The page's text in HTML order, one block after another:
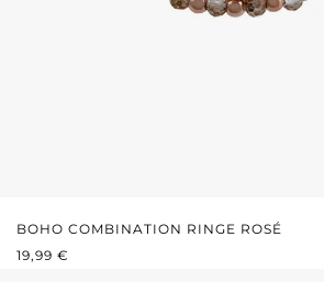
BOHO COMBINATION RINGE ROSÉ
REGULÄRER PREIS:
19,99 €